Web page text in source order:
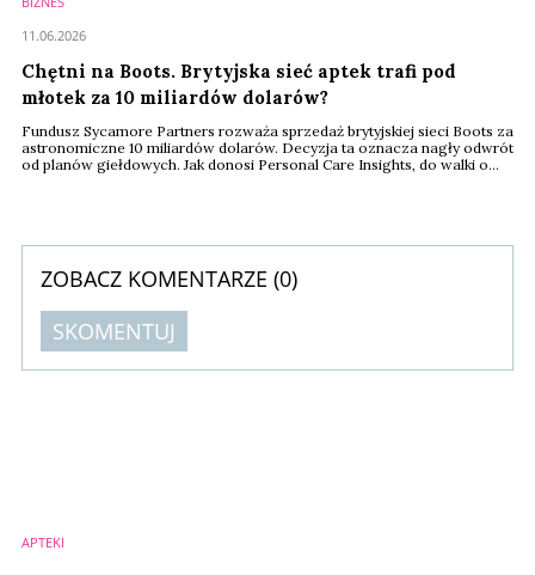
Chętni na Boots. Brytyjska sieć aptek trafi pod
młotek za 10 miliardów dolarów?
Fundusz Sycamore Partners rozważa sprzedaż brytyjskiej sieci Boots za
astronomiczne 10 miliardów dolarów. Decyzja ta oznacza nagły odwrót
od planów giełdowych. Jak donosi Personal Care Insights, do walki o
11.06.2026
ZOBACZ KOMENTARZE (0)
SKOMENTUJ
APTEKI